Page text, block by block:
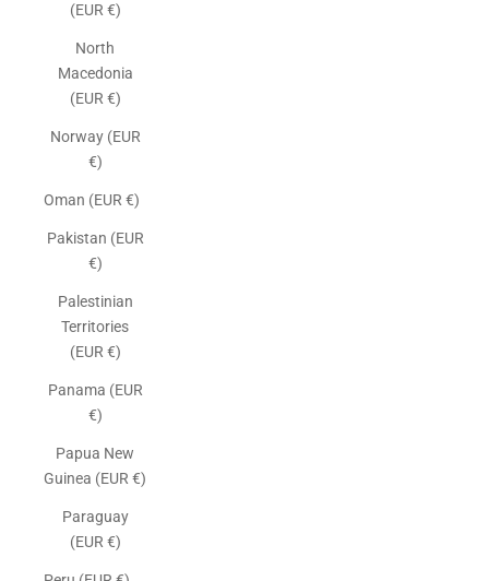
(EUR €)
North
Macedonia
(EUR €)
Norway (EUR
€)
Oman (EUR €)
Pakistan (EUR
€)
Palestinian
Territories
(EUR €)
Panama (EUR
€)
Papua New
Guinea (EUR €)
Paraguay
(EUR €)